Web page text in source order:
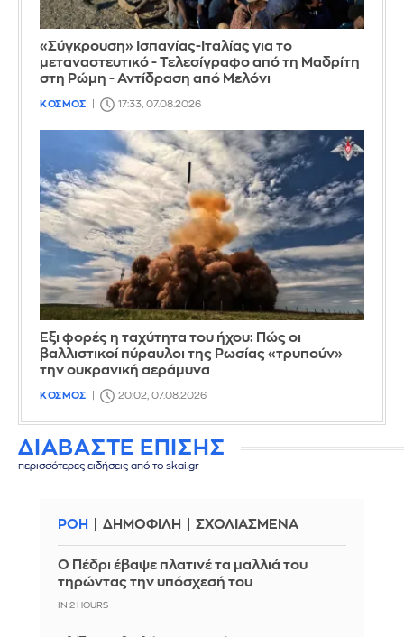
«Σύγκρουση» Ισπανίας-Ιταλίας για το
μεταναστευτικό - Τελεσίγραφο από τη Μαδρίτη
στη Ρώμη - Αντίδραση από Μελόνι
ΚΟΣΜΟΣ 17:33, 07.08.2026
Έξι φορές η ταχύτητα του ήχου: Πώς οι
βαλλιστικοί πύραυλοι της Ρωσίας «τρυπούν»
την ουκρανική αεράμυνα
ΚΟΣΜΟΣ 20:02, 07.08.2026
ΔΙΑΒΑΣΤΕ ΕΠΙΣΗΣ
περισσότερες ειδήσεις από το skai.gr
ΡΟΗ ΔΗΜΟΦΙΛΗ ΣΧΟΛΙΑΣΜΕΝΑ
Ο Πέδρι έβαψε πλατινέ τα μαλλιά του
τηρώντας την υπόσχεσή του
IN 2 HOURS